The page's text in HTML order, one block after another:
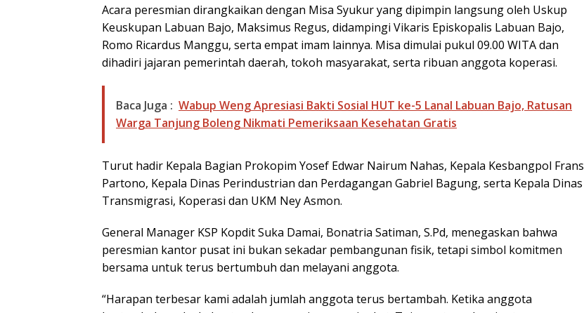
Acara peresmian dirangkaikan dengan Misa Syukur yang dipimpin langsung oleh Uskup
Keuskupan Labuan Bajo, Maksimus Regus, didampingi Vikaris Episkopalis Labuan Bajo,
Romo Ricardus Manggu, serta empat imam lainnya. Misa dimulai pukul 09.00 WITA dan
dihadiri jajaran pemerintah daerah, tokoh masyarakat, serta ribuan anggota koperasi.
Baca Juga : Wabup Weng Apresiasi Bakti Sosial HUT ke-5 Lanal Labuan Bajo, Ratusan
Warga Tanjung Boleng Nikmati Pemeriksaan Kesehatan Gratis
Turut hadir Kepala Bagian Prokopim Yosef Edwar Nairum Nahas, Kepala Kesbangpol Frans
Partono, Kepala Dinas Perindustrian dan Perdagangan Gabriel Bagung, serta Kepala Dinas
Transmigrasi, Koperasi dan UKM Ney Asmon.
General Manager KSP Kopdit Suka Damai, Bonatria Satiman, S.Pd, menegaskan bahwa
peresmian kantor pusat ini bukan sekadar pembangunan fisik, tetapi simbol komitmen
bersama untuk terus bertumbuh dan melayani anggota.
“Harapan terbesar kami adalah jumlah anggota terus bertambah. Ketika anggota